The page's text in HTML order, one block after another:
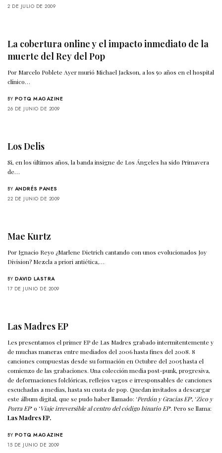
2 DE JULIO DE 2009
La cobertura online y el impacto inmediato de la
muerte del Rey del Pop
Por Marcelo Poblete Ayer murió Michael Jackson, a los 50 años en el hospital
clínico…
BY POTQ MAGAZINE
26 DE JUNIO DE 2009
Los Delis
Si, en los últimos años, la banda insigne de Los Ángeles ha sido Primavera
de…
BY ANDRÉS PANES
22 DE JUNIO DE 2009
Mae Kurtz
Por Ignacio Reyo ¿Marlene Dietrich cantando con unos evolucionados Joy
Division? Mezcla a priori antiética,…
BY DAVID LASTRA
17 DE JUNIO DE 2009
Las Madres EP
Les presentamos el primer EP de Las Madres grabado intermitentemente y
de muchas maneras entre mediados del 2006 hasta fines del 2008. 8
canciones compuestas desde su formación en Octubre del 2005 hasta el
comienzo de las grabaciones. Una colección media post-punk, progresiva,
de deformaciones folclóricas, reflejos vagos e irresponsables de canciones
escuchadas a medias, hasta su cuota de pop. Quedan invitados a descargar
este álbum digital, que se pudo haber llamado: ‘Perdón y Gracias EP‘, ‘Zico y
Porra EP‘ o ‘Viaje irreversible al centro del código binario EP‘. Pero se llama:
Las Madres EP.
BY POTQ MAGAZINE
15 DE JUNIO DE 2009